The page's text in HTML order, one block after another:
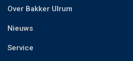
Over Bakker Ulrum
Nieuws
Service